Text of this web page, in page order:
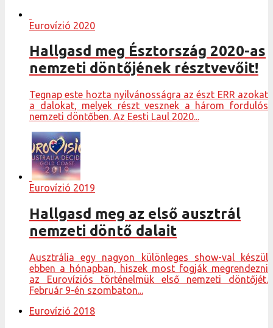
Eurovízió 2020
Hallgasd meg Észtország 2020-as
nemzeti döntőjének résztvevőit!
Tegnap este hozta nyilvánosságra az észt ERR azokat
a dalokat, melyek részt vesznek a három fordulós
nemzeti döntőben. Az Eesti Laul 2020...
Eurovízió 2019
Hallgasd meg az első ausztrál
nemzeti döntő dalait
Ausztrália egy nagyon különleges show-val készül
ebben a hónapban, hiszek most fogják megrendezni
az Eurovíziós történelmük első nemzeti döntőjét.
Február 9-én szombaton...
Eurovízió 2018